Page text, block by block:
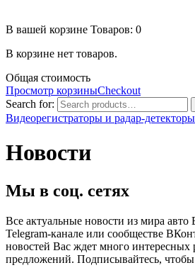
В вашей корзине Товаров: 0
В корзине нет товаров.
Общая стоимость
Просмотр корзиныCheckout
Search for:
Видеорегистраторы и радар-
Новости
Мы в соц. сетях
Все актуальные новости из мира
Telegram-канале или сообществе
новостей Вас ждет много
предложений. Подписывайтесь,